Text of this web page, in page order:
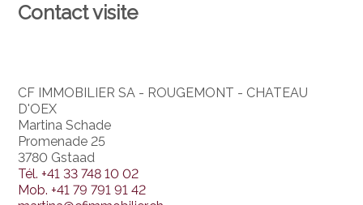
Contact visite
CF IMMOBILIER SA - ROUGEMONT - CHATEAU
D'OEX
Martina Schade
Promenade 25
3780 Gstaad
Tél.+41 33 748 10 02
Mob.+41 79 791 91 42